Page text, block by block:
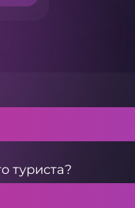
туриста?